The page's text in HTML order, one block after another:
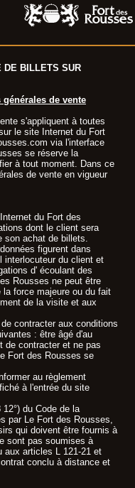
DE BILLETS SUR
de vente
s'appliquent à toutes
le site Internet du Fort
via l'interface
se réserve la
à tout moment. Dans ce
de vente en vigueur
du Fort des
dont le client sera
son achat de billets.
figurent dans
interlocuteur du client et
d' écoulant des
Rousses ne peut être
force majeure ou du fait
de la visite et aux
contracter aux conditions
: être âgé d'au
de contracter et ne pas
Fort des Rousses se
au règlement
à l'entrée du site
du Code de la
par Le Fort des Rousses,
qui doivent être fournis à
sont pas soumises à
aux articles L 121-21 et
conclu à distance et